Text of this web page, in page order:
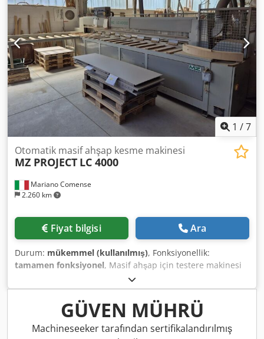
1 /7
Mariano Comense
2.260 km
Otomatik masif ahşap kesme makinesi
MZ PROJECT LC 4000
Fiyat bilgisi Ara
Durum: mükemmel (kullanılmış), Fonksiyonellik:
tamamen fonksiyonel, Masif ahşap için testere makinesi
MZ PROJECT LC 4000 otomatik makine kullanılmış makine
CE işareti: Evet tahtaların motorlu arka makaralı konveyör
ile otomatik durdurma fonksiyonlu ve sabit ön makaralı
konveyörlü uç kesimi masif ahşap kalas ve levhaların
uzunlamasına kesimi, 4000 mm'ye kadar. Kesme derinliği
GÜVEN MÜHRÜ
Machineseeker tarafından sertifikalandırılmış